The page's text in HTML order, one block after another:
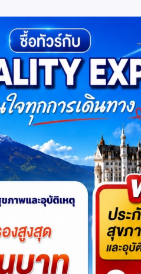
ชาญด้านการท่องเที่ยว ทัวร์ ในประเทศ แล
บัตรเข้าชม JR Pass เรือ
ม่ต้องห่วง! สอบถามสินค้
จียง แชงกรีล่า 6 วัน